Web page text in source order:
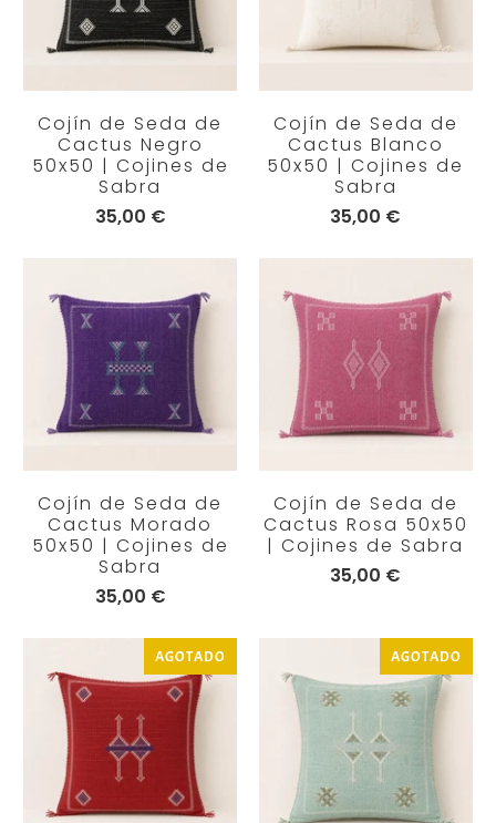
Cojín de Seda de
Cactus Negro
50x50 | Cojines de
Sabra
35,00 €
Cojín de Seda de
Cactus Blanco
50x50 | Cojines de
Sabra
35,00 €
Cojín de Seda de
Cactus Morado
50x50 | Cojines de
Sabra
35,00 €
Cojín de Seda de
Cactus Rosa 50x50
| Cojines de Sabra
35,00 €
AGOTADO AGOTADO